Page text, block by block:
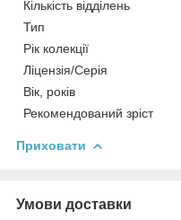
Кількість відділень
Тип
Рік колекції
Ліцензія/Серія
Вік, років
Рекомендований зріст
Приховати
Умови доставки